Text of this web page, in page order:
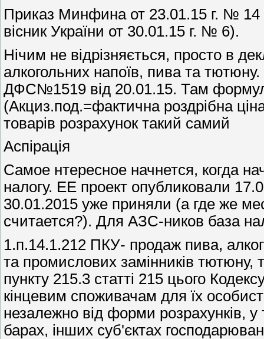
Приказ Минфина от 23.01.15 г. № 14
вісник України от 30.01.15 г. № 6).
Нічим не відрізняється, просто в
алкогольних напоїв, пива та
ДФС№1519 від 20.01.15. Там
(Акциз.под.=фактична роздрібна
товарів розрахунок такий самий
Аспірація
Самое нтересное начнется, когда
налогу. ЕЕ проект опубликовали
30.01.2015 уже приняли (а где же
считается?). Для АЗС-ников база
1.п.14.1.212 ПКУ- продаж пива,
та промислових замінників тютюну,
пункту 215.3 статті 215 цього
кінцевим споживачам для їх
незалежно від форми розрахунків,
барах, інших суб'єктах